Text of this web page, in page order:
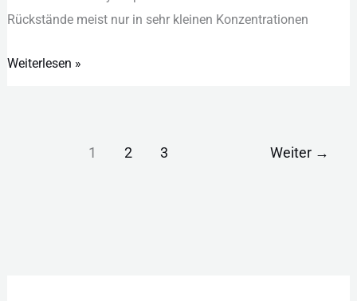
Rüc︇kstände mei︇st nur︇ in seh︇r kle︇inen Kon︇zentrationen
Weiterlesen »
1 2 3 Weiter →